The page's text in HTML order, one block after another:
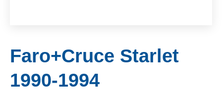
Faro+Cruce Starlet
1990-1994